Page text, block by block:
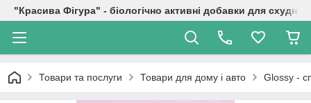
"Красива Фігура" - біологічно активні добавки для
Товари та послуги Товари для дому і авто Glossy -